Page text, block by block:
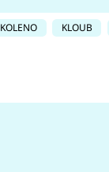
KOLENO KLOUB